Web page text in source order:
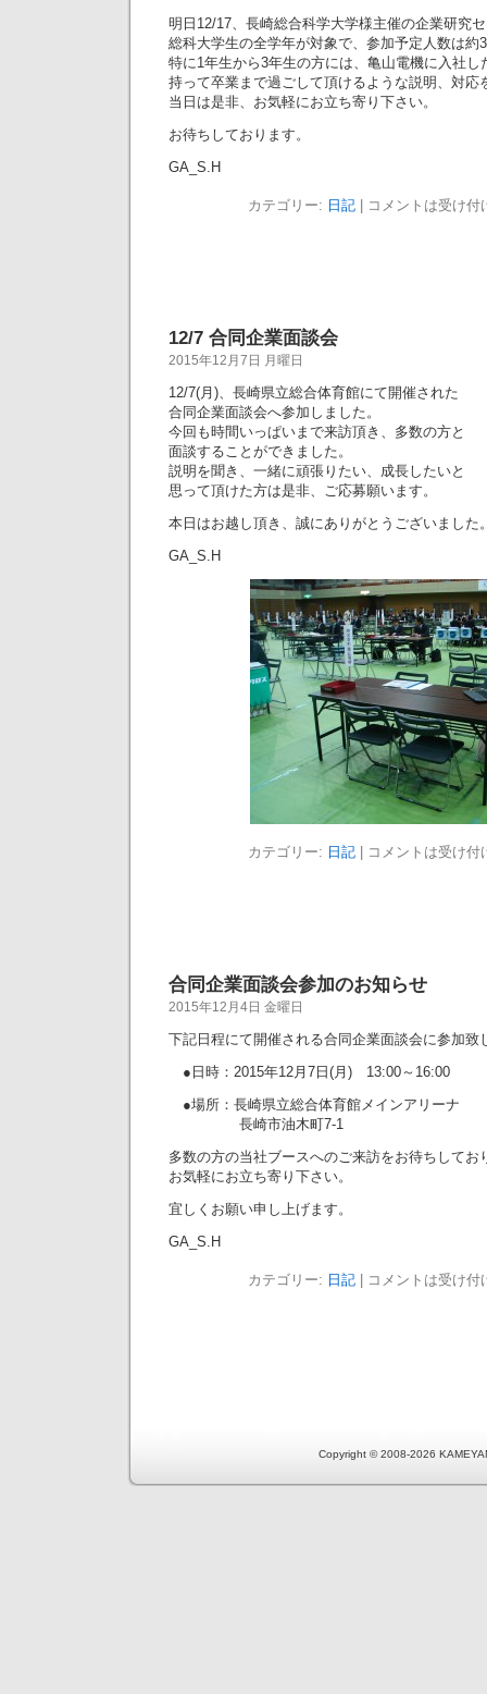
明日12/17、長崎総合科学大学様主催の企業研究
総科大学生の全学年が対象で、参加予定人数は約
特に1年生から3年生の方には、亀山電機に入社し
持って卒業まで過ごして頂けるような説明、対応
当日は是非、お気軽にお立ち寄り下さい。
お待ちしております。
GA_S.H
カテゴリー: 日記| コメントは受け付
12/7 合同企業面談会
2015年12月7日 月曜日
12/7(月)、長崎県立総合体育館にて開催された
合同企業面談会へ参加しました。
今回も時間いっぱいまで来訪頂き、多数の方と
面談することができました。
説明を聞き、一緒に頑張りたい、成長したいと
思って頂けた方は是非、ご応募願います。
本日はお越し頂き、誠にありがとうございました
GA_S.H
カテゴリー: 日記| コメントは受け付
合同企業面談会参加のお知らせ
2015年12月4日 金曜日
下記日程にて開催される合同企業面談会に参加致
●日時：2015年12月7日(月) 13:00～16:00
●場所：長崎県立総合体育館メインアリーナ
長崎市油木町7-1
多数の方の当社ブースへのご来訪をお待ちしてお
お気軽にお立ち寄り下さい。
宜しくお願い申し上げます。
GA_S.H
カテゴリー: 日記| コメントは受け付
Copyright © 2008-2026